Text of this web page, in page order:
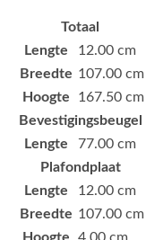
Totaal
Lengte
12.00 cm
Breedte 107.00 cm
Hoogte
167.50 cm
Bevestigingsbeugel
Lengte
77.00 cm
Plafondplaat
Lengte
12.00 cm
Breedte 107.00 cm